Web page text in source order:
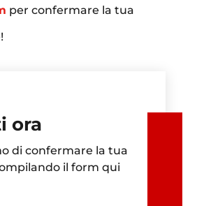
per confermare la tua
ora
di confermare la tua
il form qui